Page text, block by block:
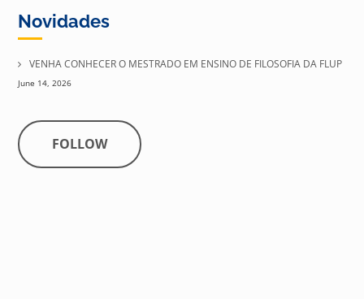
Novidades
VENHA CONHECER O MESTRADO EM ENSINO DE FILOSOFIA DA FLUP
June 14, 2026
FOLLOW